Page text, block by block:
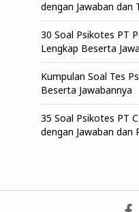
dengan Jawaban dan
30 Soal Psikotes PT
Lengkap Beserta
Kumpulan Soal Tes
Beserta Jawabannya
35 Soal Psikotes PT
dengan Jawaban dan